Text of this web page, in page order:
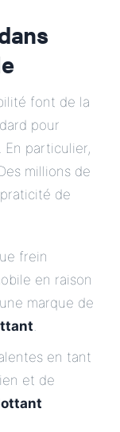
font de la
pour
En particulier,
millions de
de
frein
en raison
marque de
.
en tant
et de